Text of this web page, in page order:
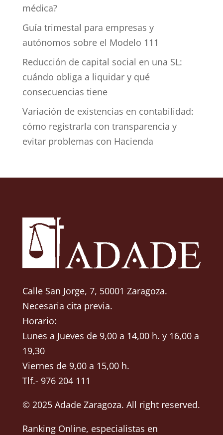
médica?
Guía trimestal para empresas y
autónomos sobre el Modelo 111
Reducción de capital social en una SL:
cuándo obliga a liquidar y qué
consecuencias tiene
Variación de existencias en contabilidad:
cómo registrarla con transparencia y
evitar problemas con Hacienda
Calle San Jorge, 7, 50001 Zaragoza.
Necesaria cita previa.
Horario:
Lunes a Jueves de 9,00 a 14,00 h. y 16,00 a
19,30
Viernes de 9,00 a 15,00 h.
Tlf.- 976 204 111
© 2025 Adade Zaragoza. All right reserved.
Ranking Online, especialistas en